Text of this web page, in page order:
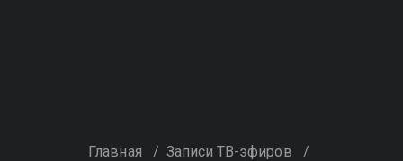
Главная / Записи ТВ-эфиров /